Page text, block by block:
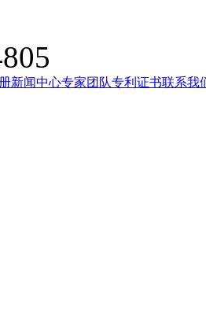
新闻中心专家团队专利证书联系我